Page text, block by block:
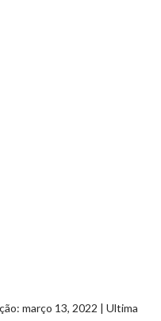
março 13, 2022 | Ultima